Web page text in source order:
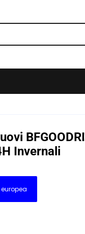
Invernali